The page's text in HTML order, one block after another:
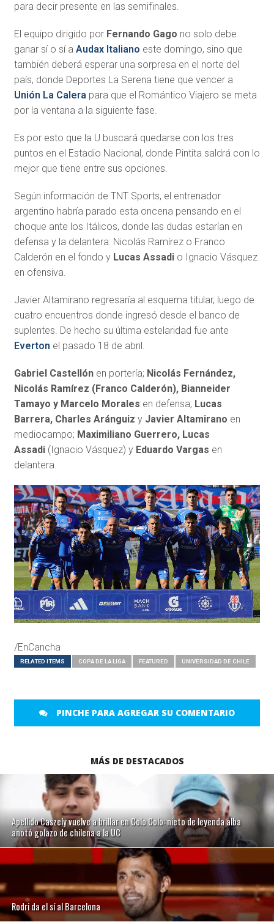
para decir presente en las semifinales.
El equipo dirigido por Fernando Gago no solo debe
ganar sí o sí a Audax Italiano este domingo, sino que
también deberá esperar una sorpresa en el norte del
país, donde Deportes La Serena tiene que vencer a
Unión La Calerapara que el Romántico Viajero se meta
por la ventana a la siguiente fase.
Es por esto que la U buscará quedarse con los tres
puntos en el Estadio Nacional, donde Pintita saldrá con lo
mejor que tiene entre sus opciones.
Según información de TNT Sports, el entrenador
argentino habría parado esta oncena pensando en el
choque ante los Itálicos, donde las dudas estarían en
defensa y la delantera: Nicolás Ramírez o Franco
Calderón en el fondo y Lucas Assadio Ignacio Vásquez
en ofensiva.
Javier Altamirano regresaría al esquema titular, luego de
cuatro encuentros donde ingresó desde el banco de
suplentes. De hecho su última estelaridad fue ante
Everton el pasado 18 de abril.
Gabriel Castellónen portería; Nicolás Fernández,
Nicolás Ramírez (Franco Calderón), Bianneider
Tamayo y Marcelo Morales en defensa; Lucas
Barrera, Charles Aránguiz yJavier Altamirano en
mediocampo; Maximiliano Guerrero, Lucas
Assadi(Ignacio Vásquez) y Eduardo Vargas en
delantera.
/EnCancha
RELATED ITEMS COPA DE LA LIGA FEATURED UNIVERSIDAD DE CHILE
PINCHE PARA AGREGAR SU COMENTARIO
MÁS DE DESTACADOS
Apellido Caszely vuelve a brillar en Colo Colo: nieto de leyenda alba
anotó golazo de chilena a la UC
Rodri da el sí al Barcelona